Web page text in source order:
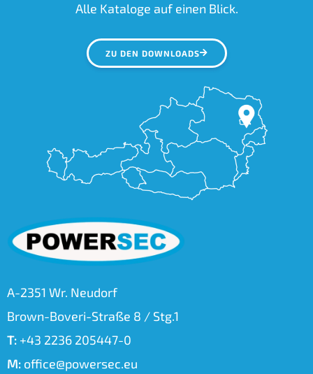
Alle Kataloge auf einen Blick.
ZU DEN DOWNLOADS
A-2351 Wr. Neudorf
Brown-Boveri-Straße 8 / Stg.1
T: +43 2236 205447-0
M: office@powersec.eu